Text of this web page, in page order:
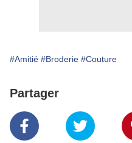
#Amitié #Broderie #Couture
Partager